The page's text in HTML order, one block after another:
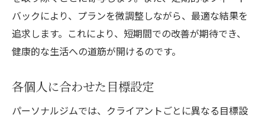
バックにより、プランを微調整しながら、最適な結果を
追求します。これにより、短期間での改善が期待でき、
健康的な生活への道筋が開けるのです。
各個人に合わせた目標設定
パーソナルジムでは、クライアントごとに異なる目標設